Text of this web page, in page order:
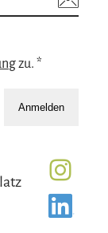
zu. *
Anmelden